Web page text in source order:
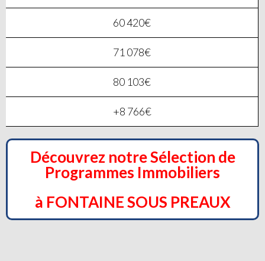
60 420€
71 078€
80 103€
+8 766€
Découvrez notre Sélection de
Programmes Immobiliers
à FONTAINE SOUS PREAUX